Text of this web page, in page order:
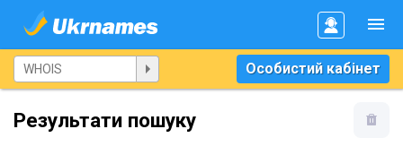
Особистий кабінет
Результати пошуку